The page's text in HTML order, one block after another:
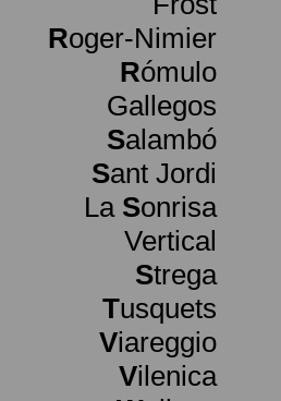
Roger-Nimier
Rómulo
Gallegos
Salambó
Sant Jordi
La Sonrisa
Vertical
Strega
Tusquets
Viareggio
Vilenica